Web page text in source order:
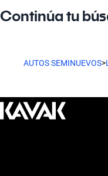
Continúa tu
AUTOS SEMINUEVOS>